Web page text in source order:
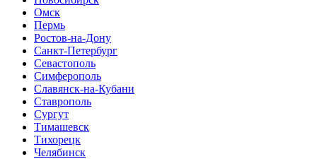
Омск
Пермь
Ростов-на-Дону
Санкт-Петербург
Севастополь
Симферополь
Славянск-на-Кубани
Ставрополь
Сургут
Тимашевск
Тихорецк
Челябинск